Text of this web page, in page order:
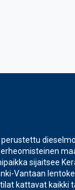
sijaitsee
Vantaan
kattavat kaikki